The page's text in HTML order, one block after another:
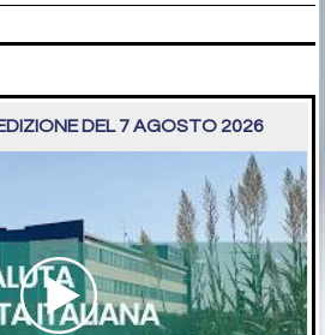
DEL 7 AGOSTO 2026